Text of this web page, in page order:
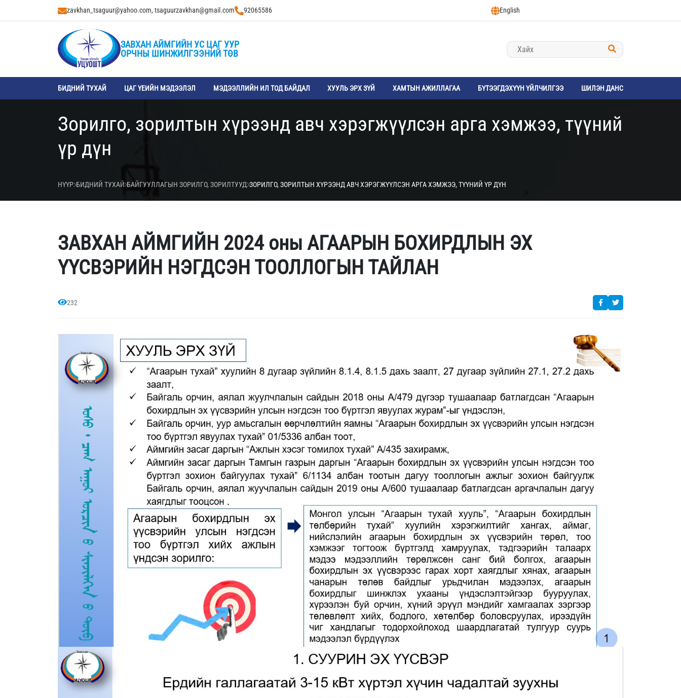
zavkhan_tsaguur@yahoo.com, tsaguurzavkhan@gmail.com 92065586 English
ЗАВХАН АЙМГИЙН УС ЦАГ УУР
ОРЧНЫ ШИНЖИЛГЭЭНИЙ ТӨВ
БИДНИЙ ТУХАЙ ЦАГ ҮЕИЙН МЭДЭЭЛЭЛ МЭДЭЭЛЛИЙН ИЛ ТОД БАЙДАЛ ХУУЛЬ ЭРХ ЗҮЙ ХАМТЫН АЖИЛЛАГАА БҮТЭЭГДЭХҮҮН ҮЙЛЧИЛГЭЭ ШИЛЭН ДАНС
Зорилго, зорилтын хүрээнд авч хэрэгжүүлсэн арга хэмжээ, түүний
үр дүн
НҮҮР БИДНИЙ ТУХАЙ БАЙГУУЛЛАГЫН ЗОРИЛГО, ЗОРИЛТУУД ЗОРИЛГО, ЗОРИЛТЫН ХҮРЭЭНД АВЧ ХЭРЭГЖҮҮЛСЭН АРГА ХЭМЖЭЭ, ТҮҮНИЙ ҮР ДҮН
ЗАВХАН АЙМГИЙН 2024 оны АГААРЫН БОХИРДЛЫН ЭХ
ҮҮСВЭРИЙН НЭГДСЭН ТООЛЛОГЫН ТАЙЛАН
232